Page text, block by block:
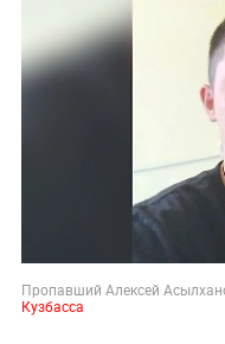
Пропавший Алексей
Кузбасса